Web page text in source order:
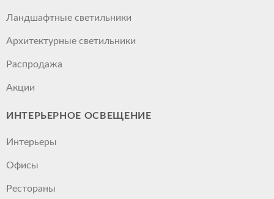
Ландшафтные светильники
Архитектурные светильники
Распродажа
Акции
ИНТЕРЬЕРНОЕ ОСВЕЩЕНИЕ
Интерьеры
Офисы
Рестораны